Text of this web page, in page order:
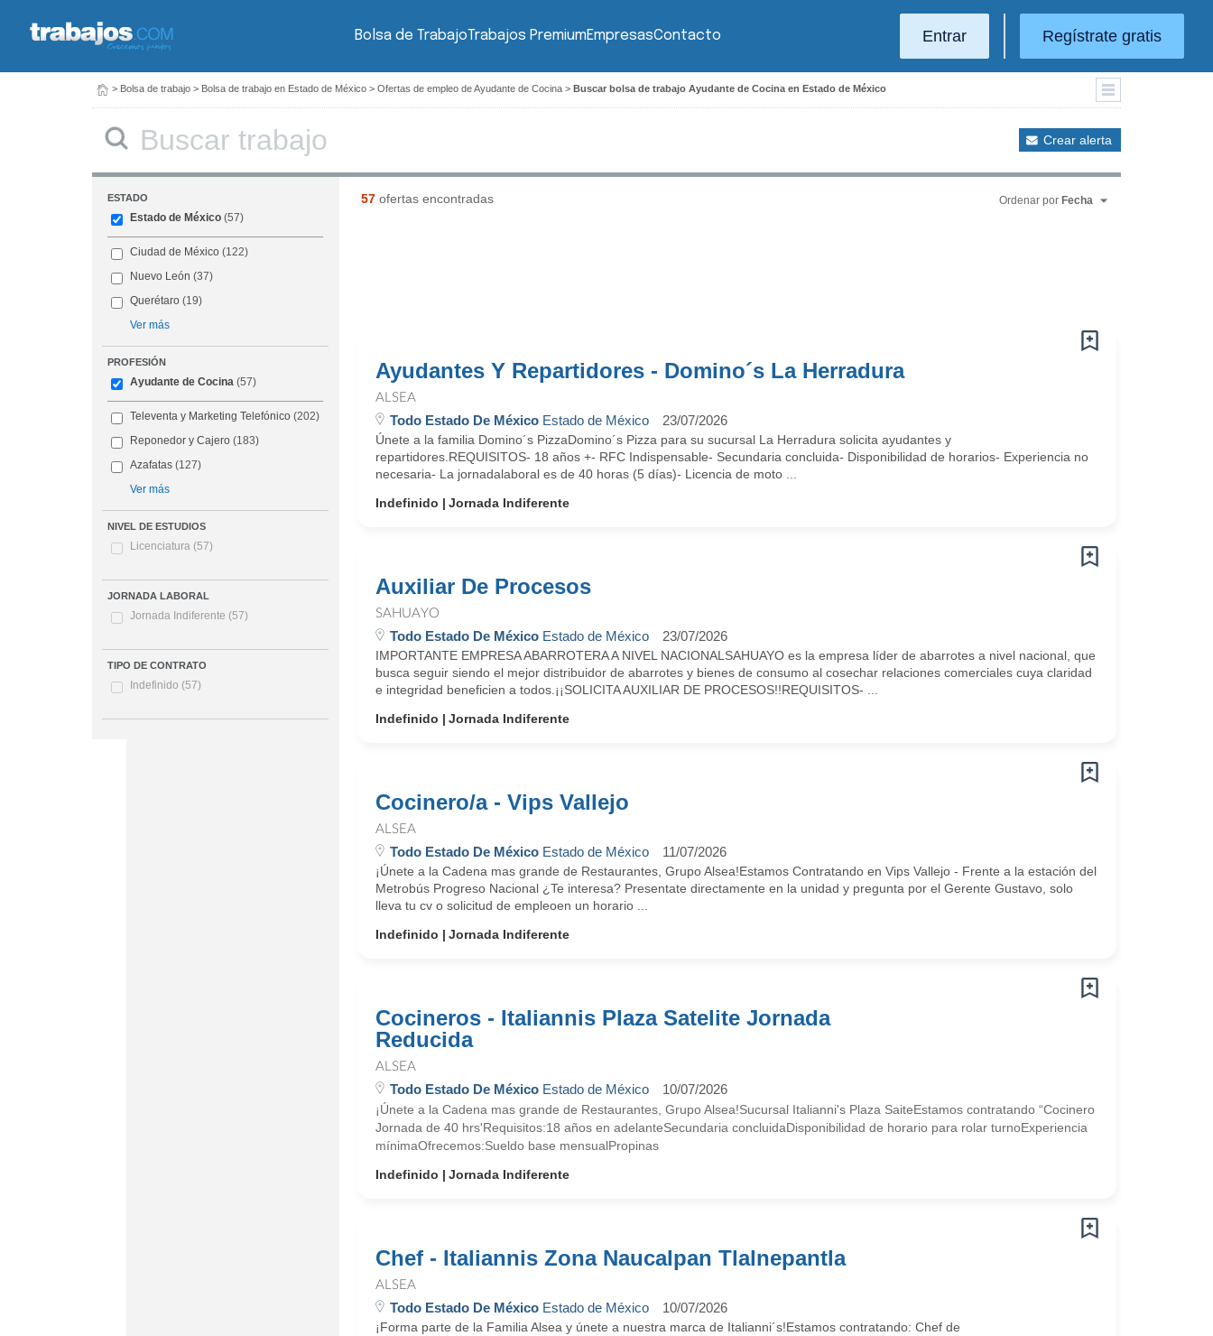
Bolsa de TrabajoTrabajos PremiumEmpresasContacto Entrar Regístrate gratis
> Bolsa de trabajo > Bolsa de trabajo en Estado de México > Ofertas de empleo de Ayudante de Cocina > Buscar bolsa de trabajo Ayudante de Cocina en Estado de México
Crear alerta
ESTADO
Estado de México (57)
Ciudad de México (122)
Nuevo León (37)
Querétaro (19)
Ver más
PROFESIÓN
Ayudante de Cocina (57)
Televenta y Marketing Telefónico (202)
Reponedor y Cajero (183)
Azafatas (127)
Ver más
NIVEL DE ESTUDIOS
Licenciatura (57)
JORNADA LABORAL
Jornada Indiferente (57)
TIPO DE CONTRATO
Indefinido (57)
57ofertas encontradas Ordenar por Fecha
Ayudantes Y Repartidores - Domino´s La Herradura
ALSEA
Todo Estado De MéxicoEstado de México 23/07/2026
Únete a la familia Domino´s PizzaDomino´s Pizza para su sucursal La Herradura solicita ayudantes y
repartidores.REQUISITOS- 18 años +- RFC Indispensable- Secundaria concluida- Disponibilidad de horarios- Experiencia no
necesaria- La jornadalaboral es de 40 horas (5 días)- Licencia de moto ...
Indefinido
Jornada Indiferente
Auxiliar De Procesos
SAHUAYO
Todo Estado De MéxicoEstado de México 23/07/2026
IMPORTANTE EMPRESA ABARROTERA A NIVEL NACIONALSAHUAYO es la empresa líder de abarrotes a nivel nacional, que
busca seguir siendo el mejor distribuidor de abarrotes y bienes de consumo al cosechar relaciones comerciales cuya claridad
e integridad beneficien a todos.¡¡SOLICITA AUXILIAR DE PROCESOS!!REQUISITOS- ...
Indefinido
Jornada Indiferente
Cocinero/a - Vips Vallejo
ALSEA
Todo Estado De MéxicoEstado de México 11/07/2026
¡Únete a la Cadena mas grande de Restaurantes, Grupo Alsea!Estamos Contratando en Vips Vallejo - Frente a la estación del
Metrobús Progreso Nacional ¿Te interesa? Presentate directamente en la unidad y pregunta por el Gerente Gustavo, solo
lleva tu cv o solicitud de empleoen un horario ...
Indefinido
Jornada Indiferente
Cocineros - Italiannis Plaza Satelite Jornada
Reducida
ALSEA
Todo Estado De MéxicoEstado de México 10/07/2026
¡Únete a la Cadena mas grande de Restaurantes, Grupo Alsea!Sucursal Italianni's Plaza SaiteEstamos contratando “Cocinero
Jornada de 40 hrs'Requisitos:18 años en adelanteSecundaria concluidaDisponibilidad de horario para rolar turnoExperiencia
mínimaOfrecemos:Sueldo base mensualPropinas
Indefinido
Jornada Indiferente
Chef - Italiannis Zona Naucalpan Tlalnepantla
ALSEA
Todo Estado De MéxicoEstado de México 10/07/2026
¡Forma parte de la Familia Alsea y únete a nuestra marca de Italianni´s!Estamos contratando: Chef de